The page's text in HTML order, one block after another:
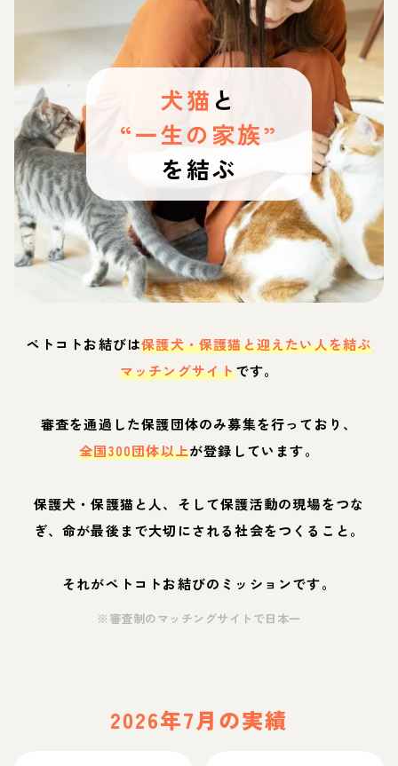
犬猫 と
“一生の家族”
を結ぶ
ペトコトお結びは保護犬・保護猫と迎えたい人を結ぶ
マッチングサイトです。
審査を通過した保護団体のみ募集を行っており、
全国300団体以上が登録しています。
保護犬・保護猫と人、そして保護活動の現場をつな
ぎ、命が最後まで大切にされる社会をつくること。
それがペトコトお結びのミッションです。
※審査制のマッチングサイトで日本一
2026年7月の実績